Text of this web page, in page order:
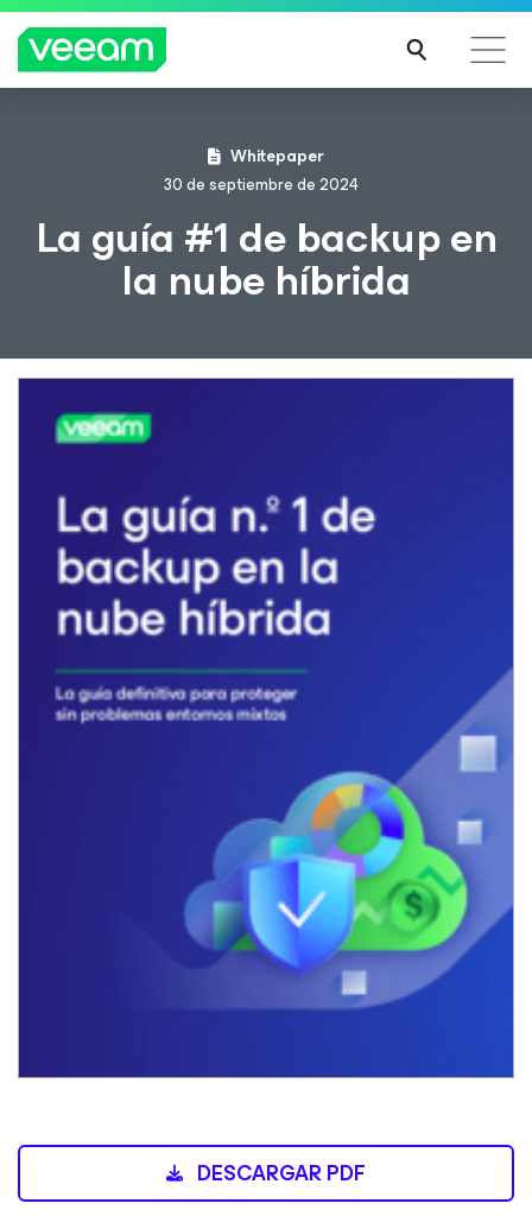
Guía de Veeam para los clientes afectados por la
actualización de contenido de CrowdStrike
INFO
RMA
Whitepaper
30 de septiembre de 2024
La guía #1 de backup en
la nube híbrida
DESCARGAR PDF